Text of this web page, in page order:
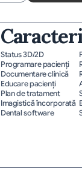
Status 3D/2D
Programare pacienţi
Documentare clinică
Educare pacienţi
Plan de tratament
Imagistică încorporată
Dental software